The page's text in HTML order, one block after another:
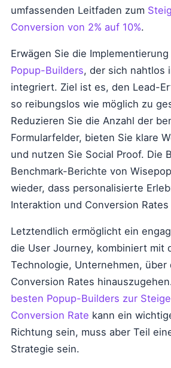
umfassenden Leitfaden zum
Conversion von 2% auf 10%.
Erwägen Sie die
Popup-Builders, der sich nahtlos
integriert. Ziel ist es, den Lead-
so reibungslos wie möglich zu
Reduzieren Sie die Anzahl der
Formularfelder, bieten Sie klare
und nutzen Sie Social Proof. Die
Benchmark-Berichte von
wieder, dass personalisierte
Interaktion und Conversion
Letztendlich ermöglicht ein
die User Journey, kombiniert mit
Technologie, Unternehmen,
Conversion Rates
besten Popup-Builders zur
Conversion Rate kann ein
Richtung sein, muss aber Teil
Strategie sein.